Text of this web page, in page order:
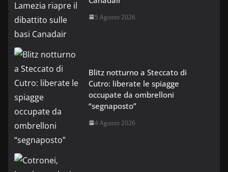
5 Agosto 2026
Blitz notturno a Steccato di
Cutro: liberate le spiagge
occupate da ombrelloni
“segnaposto”
4 Agosto 2026